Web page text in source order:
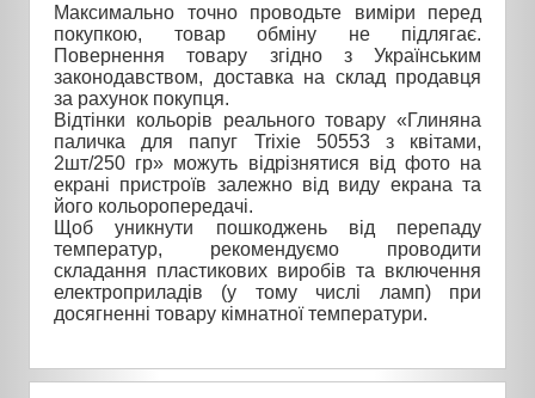
Максимально точно проводьте виміри перед
покупкою, товар обміну не підлягає.
Повернення товару згідно з Українським
законодавством, доставка на склад продавця
за рахунок покупця.
Відтінки кольорів реального товару «Глиняна
паличка для папуг Trixie 50553 з квітами,
2шт/250 гр» можуть відрізнятися від фото на
екрані пристроїв залежно від виду екрана та
його кольоропередачі.
Щоб уникнути пошкоджень від перепаду
температур, рекомендуємо проводити
складання пластикових виробів та включення
електроприладів (у тому числі ламп) при
досягненні товару кімнатної температури.